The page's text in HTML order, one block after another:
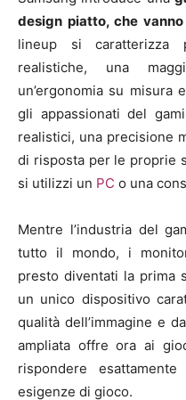
design piatto, che
lineup si caratterizza
realistiche, una
un’ergonomia su misura
gli appassionati del
realistici, una precisione
di risposta per le proprie
si utilizzi un PC o una
Mentre l’industria del
tutto il mondo, i
presto diventati la prima
un unico dispositivo
qualità dell’immagine e
ampliata offre ora ai
rispondere
esigenze di gioco.